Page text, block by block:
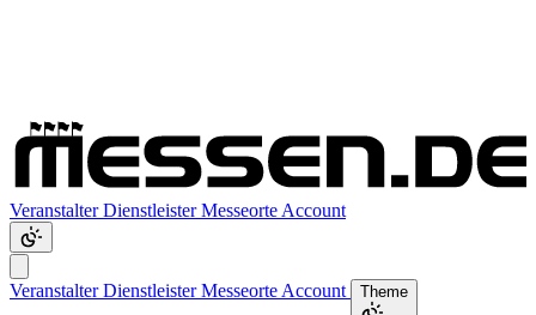
VeranstalterDienstleisterMesseorte Account
VeranstalterDienstleisterMesseorte Account Theme